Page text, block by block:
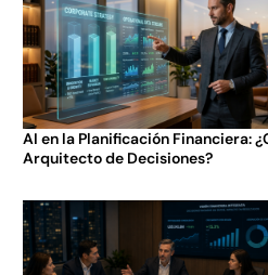
AI en la Planificación Financiera:
Arquitecto de Decisiones?